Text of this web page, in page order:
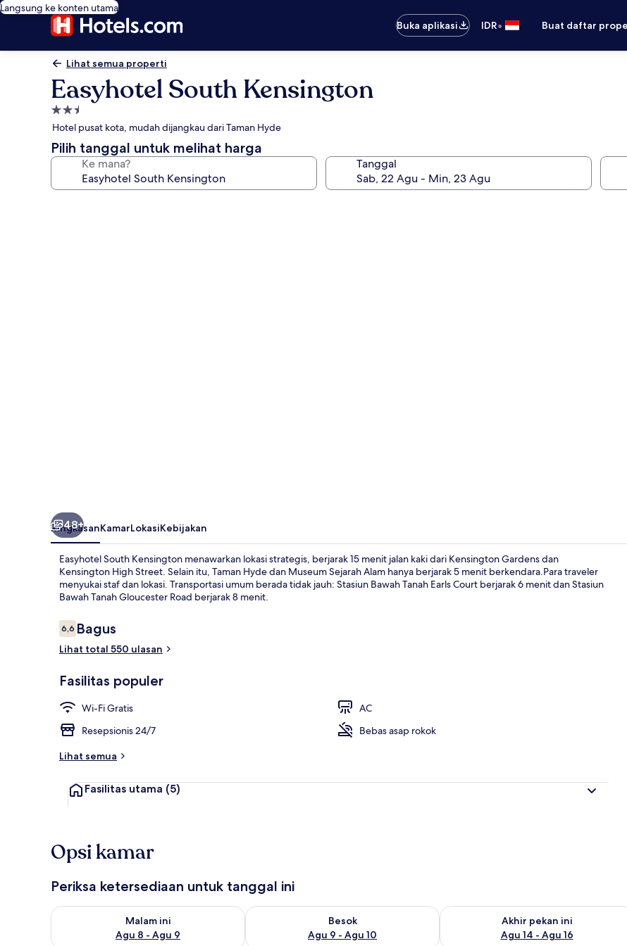
Langsung ke konten utama
Buka aplikasi
IDR• Buat daftar
Lihat semua properti
Easyhotel South Kensington
Properti
bintang
2.5
Hotel pusat kota, mudah dijangkau dari Taman Hyde
Pilih tanggal untuk melihat harga
Ke mana? Tanggal
48+
RingkasanKamarLokasiKebijakan
Easyhotel South Kensington menawarkan lokasi strategis, berjarak 15 menit jalan kaki dari Kensington Gardens dan
Kensington High Street. Selain itu, Taman Hyde dan Museum Sejarah Alam hanya berjarak 5 menit berkendara.Para traveler
menyukai staf dan lokasi. Transportasi umum berada tidak jauh: Stasiun Bawah Tanah Earls Court berjarak 6 menit dan Stasiun
Bawah Tanah Gloucester Road berjarak 8 menit.
Ulasan
6,66,6 dari 10
Bagus
Lihat total 550 ulasan
Fasilitas populer
Wi-Fi Gratis
AC
Resepsionis 24/7
Bebas asap rokok
Lihat semua
Fasilitas utama (5)
Opsi kamar
Periksa ketersediaan untuk tanggal ini
Malam ini
Agu 8 - Agu 9
Periksa ketersediaan untuk malam ini Agu 8 - Agu 9
Besok
Agu 9 - Agu 10
Periksa ketersediaan untuk besok Agu 9 - Agu 10
Akhir pekan ini
Agu 14 - Agu 16
Periksa ketersediaan untuk akhir